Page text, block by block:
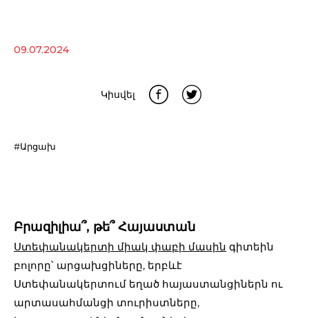
09.07.2024
Կիսվել
#Արցախ
Բրազիլիա՞, թե՞ Հայաստան
Ստեփանակերտի միակ փաբի մասին գիտեին
բոլորը՝ արցախցիները, երբևէ
Ստեփանակերտում եղած հայաստանցիներն ու
արտասահմանցի տուրիստները,